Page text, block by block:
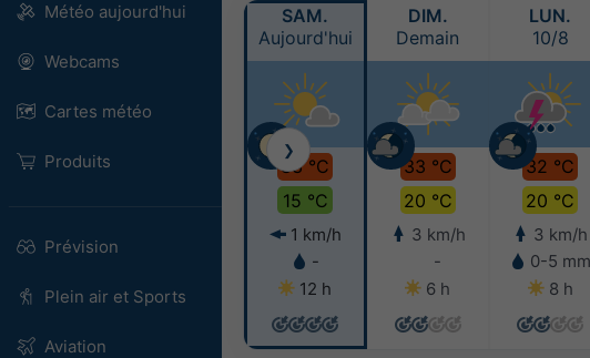
Météo aujourd'hui
Webcams
Cartes météo
Produits
Prévision
Plein air et Sports
Aviation
SAM.
Aujourd'hui
33 °C
15 °C
1 km/h
-
12 h
DIM.
Demain
33 °C
20 °C
3 km/h
-
6 h
LUN.
10/8
32 °C
20 °C
3 km/h
0-5 mm
8 h
❯